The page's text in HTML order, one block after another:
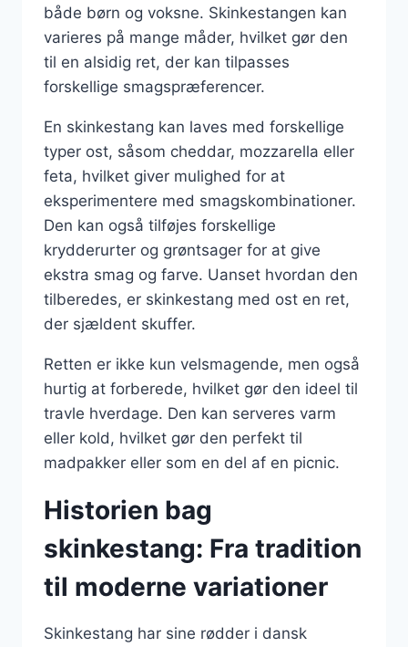
både børn og voksne. Skinkestangen kan
varieres på mange måder, hvilket gør den
til en alsidig ret, der kan tilpasses
forskellige smagspræferencer.
En skinkestang kan laves med forskellige
typer ost, såsom cheddar, mozzarella eller
feta, hvilket giver mulighed for at
eksperimentere med smagskombinationer.
Den kan også tilføjes forskellige
krydderurter og grøntsager for at give
ekstra smag og farve. Uanset hvordan den
tilberedes, er skinkestang med ost en ret,
der sjældent skuffer.
Retten er ikke kun velsmagende, men også
hurtig at forberede, hvilket gør den ideel til
travle hverdage. Den kan serveres varm
eller kold, hvilket gør den perfekt til
madpakker eller som en del af en picnic.
Historien bag
skinkestang: Fra tradition
til moderne variationer
Skinkestang har sine rødder i dansk